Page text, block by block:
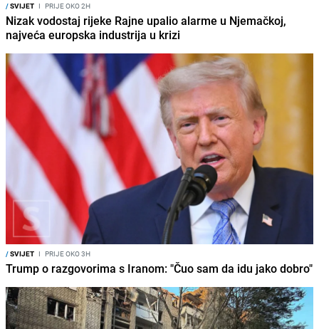
/SVIJET I PRIJE OKO 2H
Nizak vodostaj rijeke Rajne upalio alarme u Njemačkoj,
najveća europska industrija u krizi
/SVIJET I PRIJE OKO 3H
Trump o razgovorima s Iranom: "Čuo sam da idu jako dobro"